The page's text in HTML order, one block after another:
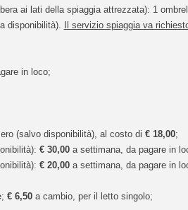
ai lati della spiaggia attrezzata): 1
disponibilità).
Il servizio spiaggia va
in loco;
(salvo disponibilità), al costo di € 18,00;
€ 30,00a settimana, da pagare in
€ 20,00a settimana, da pagare in
€ 6,50a cambio, per il letto singolo;